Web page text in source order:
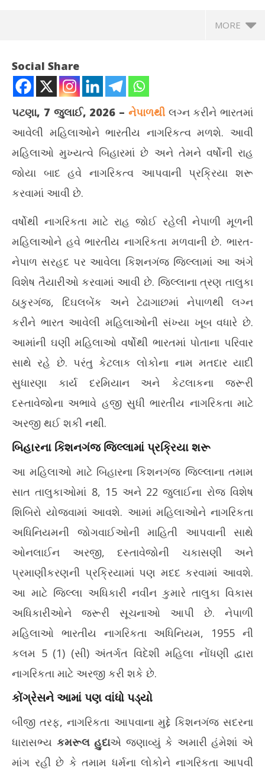
MORE
નેપાળથી લગ્ન કરીને આવેલી મહિલાઓને ભારતીય નાગરિકત્વ મળશે
July
7,
2026
7,
Social Share
પટણા, 7 જુલાઈ, 2026 – નેપાળથીલગ્ન કરીને ભારતમાં
આવેલી મહિલાઓને ભારતીય નાગરિકત્વ મળશે. આવી
મહિલાઓ મુખ્યત્વે બિહારમાં છે અને તેમને વર્ષોની રાહ
જોયા બાદ હવે નાગરિકત્વ આપવાની પ્રક્રિયા શરૂ
કરવામાં આવી છે.
વર્ષોથી નાગરિકતા માટે રાહ જોઈ રહેલી નેપાળી મૂળની
મહિલાઓને હવે ભારતીય નાગરિકતા મળવાની છે. ભારત-
નેપાળ સરહદ પર આવેલા કિશનગંજ જિલ્લામાં આ અંગે
વિશેષ તૈયારીઓ કરવામાં આવી છે. જિલ્લાના ત્રણ તાલુકા
ઠાકુરગંજ, દિઘલબેંક અને ટેઢાગાછમાં નેપાળથી લગ્ન
કરીને ભારત આવેલી મહિલાઓની સંખ્યા ખૂબ વધારે છે.
આમાંની ઘણી મહિલાઓ વર્ષોથી ભારતમાં પોતાના પરિવાર
સાથે રહે છે. પરંતુ કેટલાક લોકોના નામ મતદાર યાદી
સુધારણા કાર્ય દરમિયાન અને કેટલાકના જરૂરી
દસ્તાવેજોના અભાવે હજી સુધી ભારતીય નાગરિકતા માટે
અરજી થઈ શકી નથી.
બિહારના કિશનગંજ જિલ્લામાં પ્રક્રિયા શરૂ
આ મહિલાઓ માટે બિહારના કિશનગંજ જિલ્લાના તમામ
સાત તાલુકાઓમાં 8, 15 અને 22 જુલાઈના રોજ વિશેષ
શિબિરો યોજવામાં આવશે. આમાં મહિલાઓને નાગરિકતા
અધિનિયમની જોગવાઈઓની માહિતી આપવાની સાથે
ઓનલાઈન અરજી, દસ્તાવેજોની ચકાસણી અને
પ્રમાણીકરણની પ્રક્રિયામાં પણ મદદ કરવામાં આવશે.
આ માટે જિલ્લા અધિકારી નવીન કુમારે તાલુકા વિકાસ
અધિકારીઓને જરૂરી સૂચનાઓ આપી છે. નેપાળી
મહિલાઓ ભારતીય નાગરિકતા અધિનિયમ, 1955 ની
કલમ 5 (1) (સી) અંતર્ગત વિદેશી મહિલા નોંધણી દ્વારા
નાગરિકતા માટે અરજી કરી શકે છે.
કોંગ્રેસને આમાં પણ વાંધો પડ્યો
બીજી તરફ, નાગરિકતા આપવાના મુદ્દે કિશનગંજ સદરના
ધારાસભ્ય કમરૂલ હુદાએ જણાવ્યું કે અમારી હંમેશાં એ
માંગ રહી છે કે તમામ ધર્મના લોકોને નાગરિકતા આપવી